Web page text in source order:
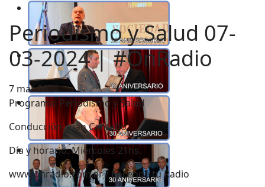
Periodismo y Salud 07-
03-2024 | #OnRadio
7 mar 2024
Programa: Periodismo y Salud
Conducción: Juan Cantafio
Día y horario: Miércoles 21hs.
www.onradio.com.ar / Encendé tu Radio